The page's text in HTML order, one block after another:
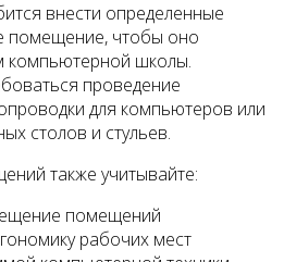
внести определенные
помещение, чтобы оно
компьютерной школы.
проведение
для компьютеров или
столов и стульев.
также учитывайте:
помещений
рабочих мест